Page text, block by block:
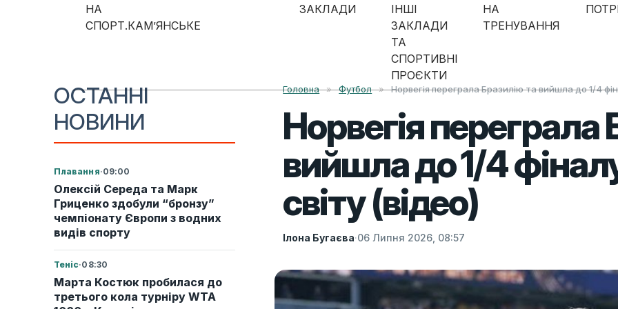
Skip to content
НА
СПОРТ.КАМ’ЯНСЬКЕ
ЗАКЛАДИ
ІНШІ
ЗАКЛАДИ
ТА
СПОРТИВНІ
ПРОЄКТИ
НА
ТРЕНУВАННЯ
ОСТАННІ
НОВИНИ
Плавання·09:00
Олексій Середа та Марк
Гриценко здобули “бронзу”
чемпіонату Європи з водних
видів спорту
Теніс·08:30
Марта Костюк пробилася до
третього кола турніру WTA
Головна » Футбол » Норвегія переграла Бразилію та вийшла до 1/4
Норвегія переграла
вийшла до 1/4
світу (відео)
Ілона Бугаєва·06 Липня 2026, 08:57